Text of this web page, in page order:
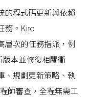
的程式碼更新與依賴
務。Kiro
層次的任務指派，例
本並修復相關衝
、規劃更新策略、執
師審查，全程無需工